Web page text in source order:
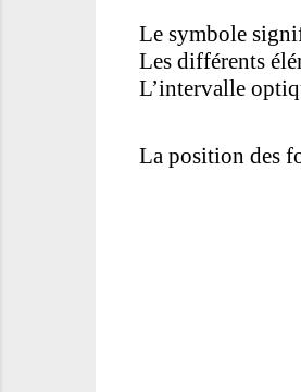
Le symbole
Les différents
L’intervalle
La position des